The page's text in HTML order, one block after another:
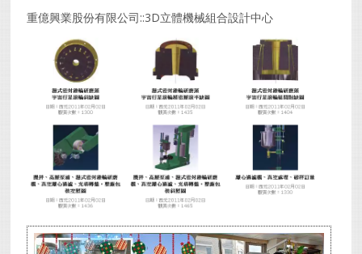
重億興業股份有限公司::3D立體機械組合設計中心